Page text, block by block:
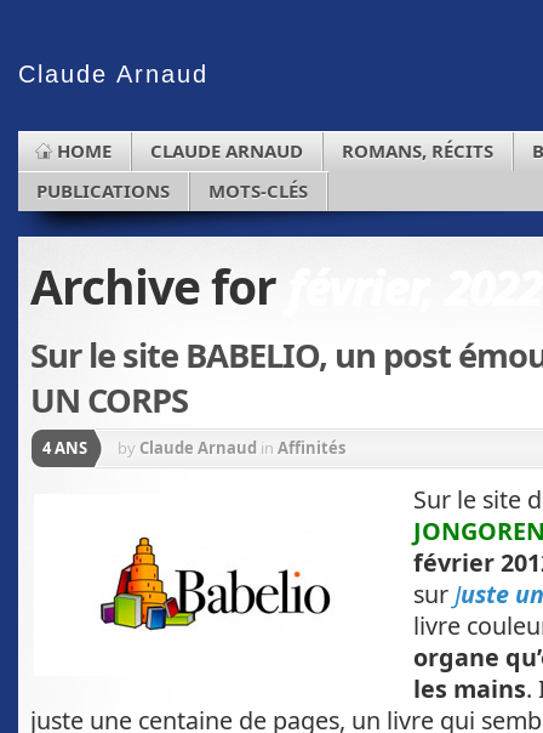
Claude Arnaud
HOME CLAUDE ARNAUD ROMANS, RÉCITS
PUBLICATIONS
MOTS-CLÉS
Archive for
Sur le site BABELIO, un post
UN CORPS
4 ANS by Claude Arnaud in Affinités
Sur le site
février
sur Juste
livre
organe
les mains.
juste une centaine de pages, un livre qui